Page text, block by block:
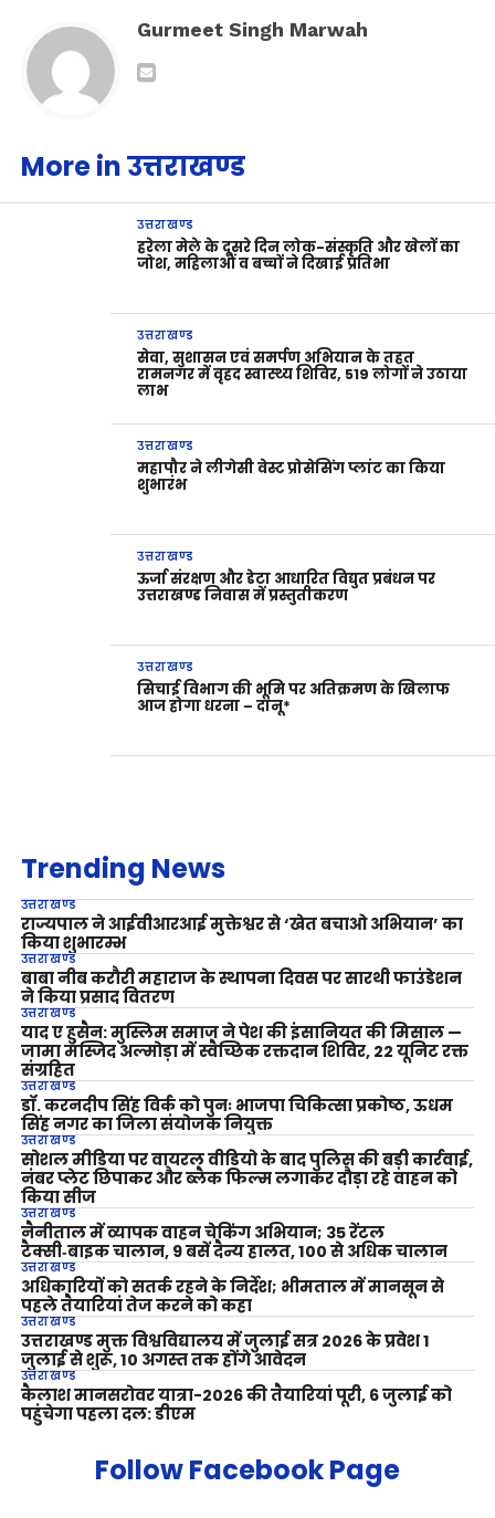
Gurmeet Singh Marwah
More in उत्तराखण्ड
उत्तराखण्ड
हरेला मेले के दूसरे दिन लोक-संस्कृति और खेलों का
जोश, महिलाओं व बच्चों ने दिखाई प्रतिभा
उत्तराखण्ड
सेवा, सुशासन एवं समर्पण अभियान के तहत
रामनगर में वृहद स्वास्थ्य शिविर, 519 लोगों ने उठाया
लाभ
उत्तराखण्ड
महापौर ने लीगेसी वेस्ट प्रोसेसिंग प्लांट का किया
शुभारंभ
उत्तराखण्ड
ऊर्जा संरक्षण और डेटा आधारित विद्युत प्रबंधन पर
उत्तराखण्ड निवास में प्रस्तुतीकरण
उत्तराखण्ड
सिचाई विभाग की भूमि पर अतिक्रमण के खिलाफ
आज होगा धरना – दानू*
Trending News
उत्तराखण्ड
राज्यपाल ने आईवीआरआई मुक्तेश्वर से ‘खेत बचाओ अभियान’ का
किया शुभारम्भ
उत्तराखण्ड
बाबा नीब करौरी महाराज के स्थापना दिवस पर सारथी फाउंडेशन
ने किया प्रसाद वितरण
उत्तराखण्ड
याद ए हुसैन: मुस्लिम समाज ने पेश की इंसानियत की मिसाल —
जामा मस्जिद अल्मोड़ा में स्वैच्छिक रक्तदान शिविर, 22 यूनिट रक्त
संग्रहित
उत्तराखण्ड
डॉ. करनदीप सिंह विर्क को पुनः भाजपा चिकित्सा प्रकोष्ठ, ऊधम
सिंह नगर का जिला संयोजक नियुक्त
उत्तराखण्ड
सोशल मीडिया पर वायरल वीडियो के बाद पुलिस की बड़ी कार्रवाई,
नंबर प्लेट छिपाकर और ब्लैक फिल्म लगाकर दौड़ा रहे वाहन को
किया सीज
उत्तराखण्ड
नैनीताल में व्यापक वाहन चेकिंग अभियान; 35 रेंटल
टैक्सी‑बाइक चालान, 9 बसें दैन्य हालत, 100 से अधिक चालान
उत्तराखण्ड
अधिकारियों को सतर्क रहने के निर्देश; भीमताल में मानसून से
पहले तैयारियां तेज करने को कहा
उत्तराखण्ड
उत्तराखण्ड मुक्त विश्वविद्यालय में जुलाई सत्र 2026 के प्रवेश 1
जुलाई से शुरू, 10 अगस्त तक होंगे आवेदन
उत्तराखण्ड
कैलाश मानसरोवर यात्रा-2026 की तैयारियां पूरी, 6 जुलाई को
पहुंचेगा पहला दल: डीएम
Follow Facebook Page